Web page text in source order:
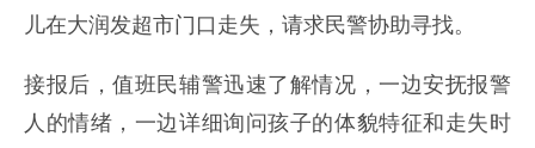
儿在大润发超市门口走失，请求民警协助寻找。
接报后，值班民辅警迅速了解情况，一边安抚报警
人的情绪，一边详细询问孩子的体貌特征和走失时